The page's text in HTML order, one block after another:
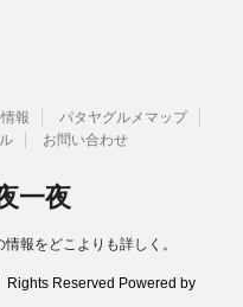
報
パタヤグルメマップ
お問い合わせ
一夜
報をどこよりも詳しく。
Reserved Powered by